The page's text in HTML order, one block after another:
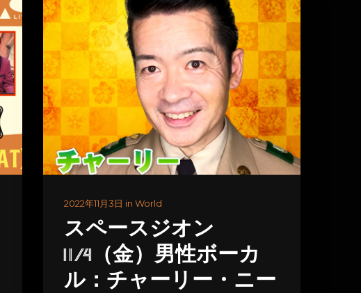
2022年11月3日 in World
スペースジオン
11/4（金）男性ボーカ
ル：チャーリー・ニー